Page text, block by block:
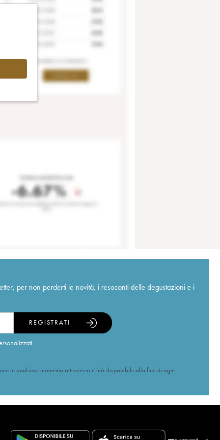
per non perderti le novità, i resoconti delle degustazioni e i
REGISTRATI
in qualsiasi momento attraverso il link disponibile alla fine di ogni